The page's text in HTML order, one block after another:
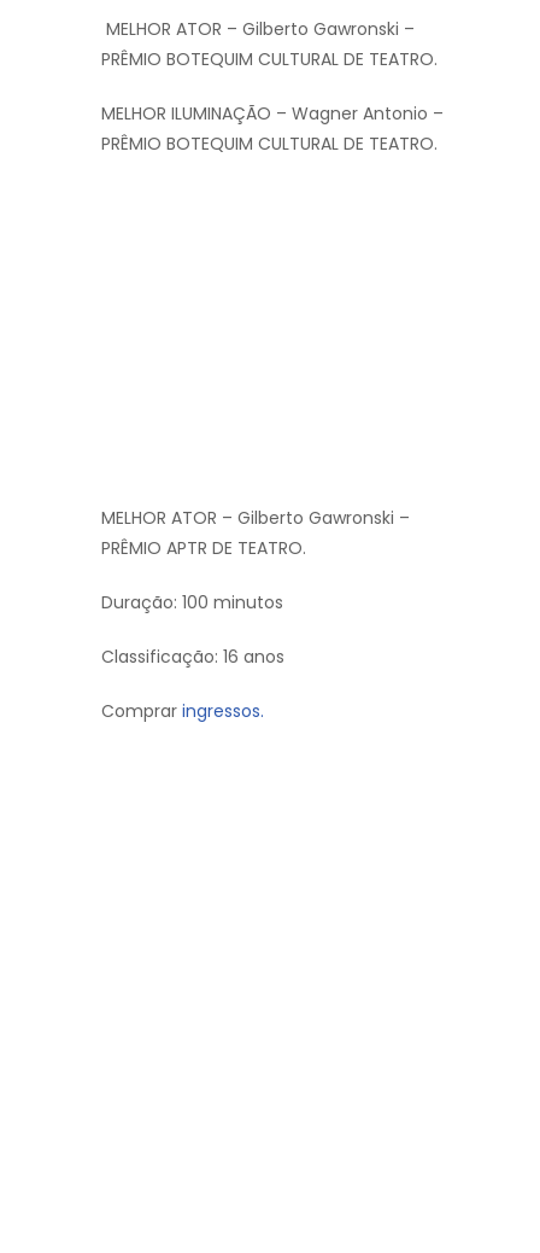
MELHOR ATOR – Gilberto Gawronski –
PRÊMIO BOTEQUIM CULTURAL DE TEATRO.
MELHOR ILUMINAÇÃO – Wagner Antonio –
PRÊMIO BOTEQUIM CULTURAL DE TEATRO.
MELHOR ATOR – Gilberto Gawronski –
PRÊMIO APTR DE TEATRO.
Duração: 100 minutos
Classificação: 16 anos
Comprar ingressos.